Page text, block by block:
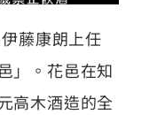
藤康朗上任
」。花邑在知
高木酒造的全